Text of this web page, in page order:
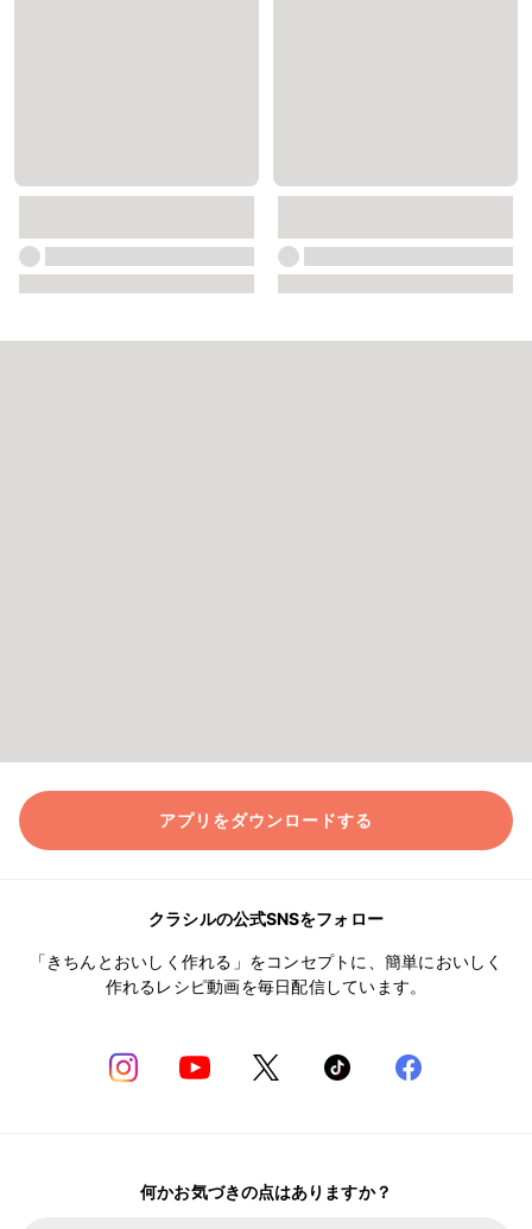
アプリをダウンロードする
クラシルの公式SNSをフォロー
「きちんとおいしく作れる」をコンセプトに、簡単においしく
作れるレシピ動画を毎日配信しています。
何かお気づきの点はありますか？